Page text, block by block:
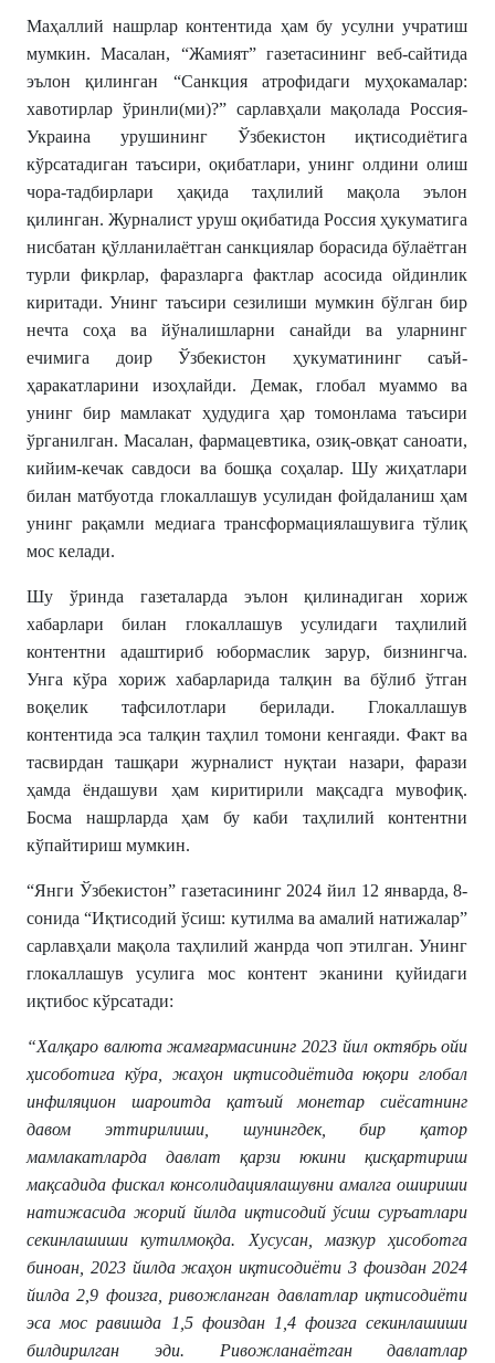
Маҳаллий нашрлар контентида ҳам бу усулни учратиш
мумкин. Масалан, “Жамият” газетасининг веб-сайтида
эълон қилинган “Санкция атрофидаги муҳокамалар:
хавотирлар ўринли(ми)?” сарлавҳали мақолада Россия-
Украина урушининг Ўзбекистон иқтисодиётига
кўрсатадиган таъсири, оқибатлари, унинг олдини олиш
чора-тадбирлари ҳақида таҳлилий мақола эълон
қилинган. Журналист уруш оқибатида Россия ҳукуматига
нисбатан қўлланилаётган санкциялар борасида бўлаётган
турли фикрлар, фаразларга фактлар асосида ойдинлик
киритади. Унинг таъсири сезилиши мумкин бўлган бир
нечта соҳа ва йўналишларни санайди ва уларнинг
ечимига доир Ўзбекистон ҳукуматининг саъй-
ҳаракатларини изоҳлайди. Демак, глобал муаммо ва
унинг бир мамлакат ҳудудига ҳар томонлама таъсири
ўрганилган. Масалан, фармацевтика, озиқ-овқат саноати,
кийим-кечак савдоси ва бошқа соҳалар. Шу жиҳатлари
билан матбуотда глокаллашув усулидан фойдаланиш ҳам
унинг рақамли медиага трансформациялашувига тўлиқ
мос келади.
Шу ўринда газеталарда эълон қилинадиган хориж
хабарлари билан глокаллашув усулидаги таҳлилий
контентни адаштириб юбормаслик зарур, бизнингча.
Унга кўра хориж хабарларида талқин ва бўлиб ўтган
воқелик тафсилотлари берилади. Глокаллашув
контентида эса талқин таҳлил томони кенгаяди. Факт ва
тасвирдан ташқари журналист нуқтаи назари, фарази
ҳамда ёндашуви ҳам киритирили мақсадга мувофиқ.
Босма нашрларда ҳам бу каби таҳлилий контентни
кўпайтириш мумкин.
“Янги Ўзбекистон” газетасининг 2024 йил 12 январда, 8-
сонида “Иқтисодий ўсиш: кутилма ва амалий натижалар”
сарлавҳали мақола таҳлилий жанрда чоп этилган. Унинг
глокаллашув усулига мос контент эканини қуйидаги
иқтибос кўрсатади:
“Халқаро валюта жамғармасининг 2023 йил октябрь ойи
ҳисоботига кўра, жаҳон иқтисодиётида юқори глобал
инфиляцион шароитда қатъий монетар сиёсатнинг
давом эттирилиши, шунингдек, бир қатор
мамлакатларда давлат қарзи юкини қисқартириш
мақсадида фискал консолидациялашувни амалга ошириши
натижасида жорий йилда иқтисодий ўсиш суръатлари
секинлашиши кутилмоқда. Хусусан, мазкур ҳисоботга
биноан, 2023 йилда жаҳон иқтисодиёти 3 фоиздан 2024
йилда 2,9 фоизга, ривожланган давлатлар иқтисодиёти
эса мос равишда 1,5 фоиздан 1,4 фоизга секинлашиши
билдирилган эди. Ривожланаётган давлатлар